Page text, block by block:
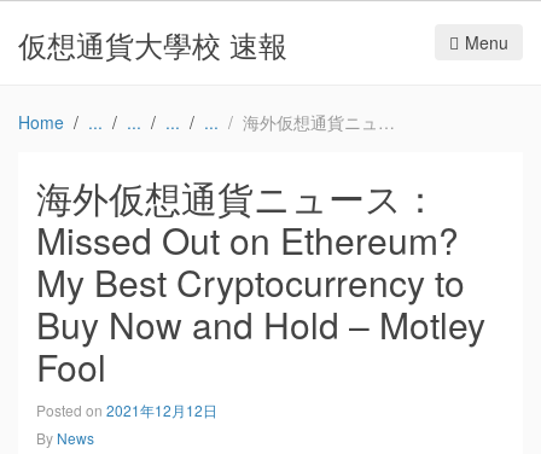
仮想通貨大學校 速報 Menu
Home 海外仮想通貨ニュース：Missed Out on Ethereum? My Best Cryptocurrency to Buy Now and Hold – Motley Fool
海外仮想通貨ニュース：
Missed Out on Ethereum?
My Best Cryptocurrency to
Buy Now and Hold – Motley
Fool
Posted on 2021年12月12日
By News